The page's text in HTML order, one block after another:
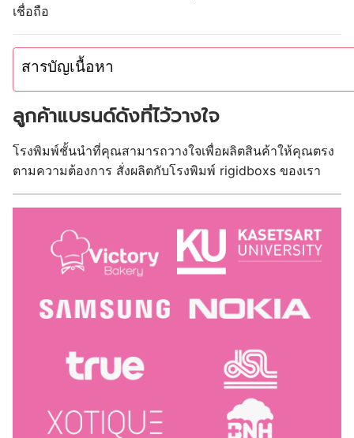
เชื่อถือ
สารบัญเนื้อหา
ลูกค้าแบรนด์ดังที่ไว้วางใจ
โรงพิมพ์ชั้นนำที่คุณสามารถวางใจเพื่อผลิตสินค้าให้คุณตรง
ตามความต้องการ สั่งผลิตกับโรงพิมพ์ rigidboxs ของเรา